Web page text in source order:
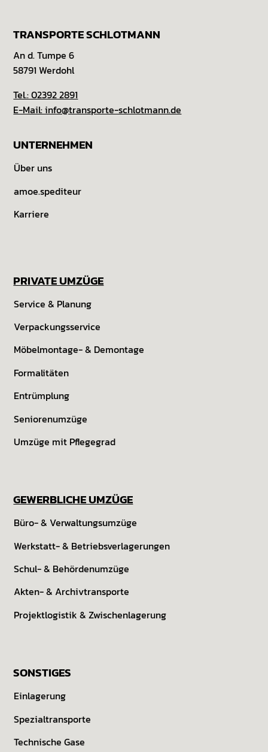
TRANSPORTE SCHLOTMANN
An d. Tumpe 6
58791 Werdohl
Tel.: 02392 2891
E-Mail: info@transporte-schlotmann.de
UNTERNEHMEN
Über uns
amoe.spediteur
Karriere
PRIVATE UMZÜGE
Service & Planung
Verpackungsservice
Möbelmontage- & Demontage
Formalitäten
Entrümplung
Seniorenumzüge
Umzüge mit Pflegegrad
GEWERBLICHE UMZÜGE
Büro- & Verwaltungs­umzüge
Werkstatt- & Betriebs­verlagerungen
Schul- & Behörden­umzüge
Akten- & Archiv­transporte
Projekt­logistik & Zwischen­lagerung
SONSTIGES
Einlagerung
Spezialtransporte
Technische Gase